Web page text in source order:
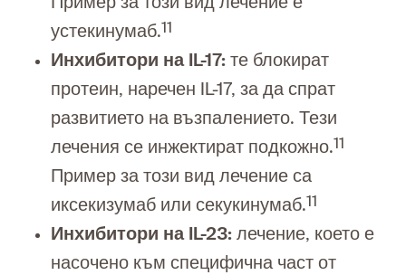
устекинумаб.11
Инхибитори на IL-17:те блокират
протеин, наречен IL-17, за да спрат
развитието на възпалението. Тези
лечения се инжектират подкожно.11
Пример за този вид лечение са
иксекизумаб или секукинумаб.11
Инхибитори на IL-23:лечение, което е
насочено към специфична част от